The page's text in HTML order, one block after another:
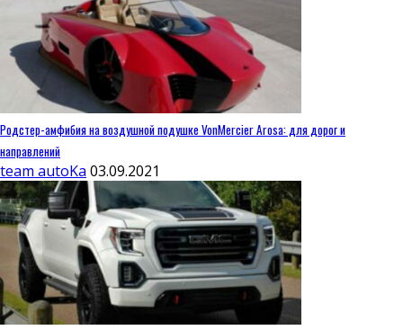
Родстер-амфибия на воздушной подушке VonMercier Arosa: для дорог и
направлений
team autoKa 03.09.2021